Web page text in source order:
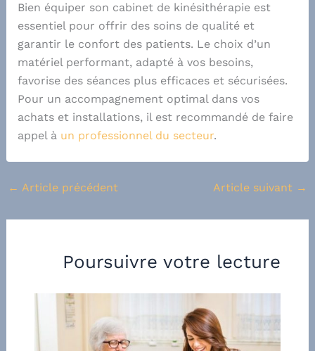
Bien équiper son cabinet de kinésithérapie est
essentiel pour offrir des soins de qualité et
garantir le confort des patients. Le choix d’un
matériel performant, adapté à vos besoins,
favorise des séances plus efficaces et sécurisées.
Pour un accompagnement optimal dans vos
achats et installations, il est recommandé de faire
appel à un professionnel du secteur.
← Article précédent Article suivant →
Poursuivre votre lecture